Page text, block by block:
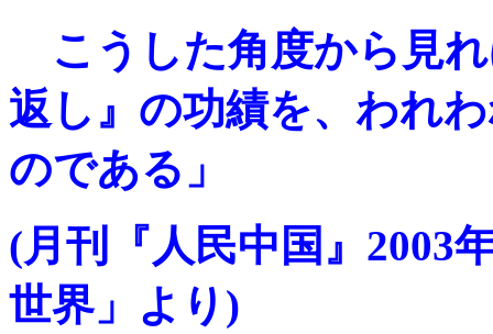
こうした角度から見
返し』の功績を、われ
のである」
(月刊『人民中国』2003
世界」より)